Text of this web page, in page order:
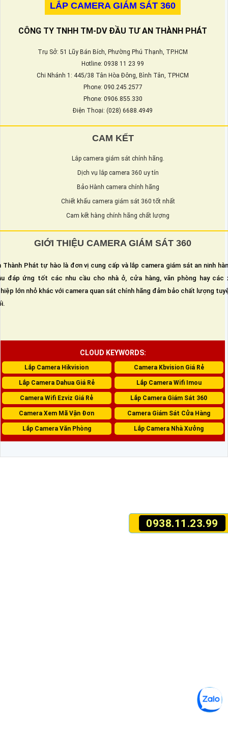
0938.11.23.99
LẮP CAMERA GIÁM SÁT 360
CÔNG TY TNHH TM-DV ĐẦU TƯ AN THÀNH PHÁT
Trụ Sở: 51 Lũy Bán Bích, Phường Phú Thạnh, TP.HCM
Hotline: 0938 11 23 99
Chi Nhánh 1: 445/38 Tân Hòa Đông, Bình Tân, TPHCM
Phone: 090.245.2577
Phone: 0906.855.330
Điện Thoại: (028) 6688.4949
CAM KẾT
Lắp camera giám sát chính hãng.
Dịch vụ lắp camera 360 uy tín
Bảo Hành camera chính hãng
Chiết khấu camera giám sát 360 tốt nhất
Cam kết hàng chính hãng chất lượng
GIỚI THIỆU CAMERA GIÁM SÁT 360
Thành Phát tự hào là đơn vị cung cấp và lắp camera giám sát an ninh
đáp ứng tốt các nhu cầu cho nhà ở, cửa hàng, văn phòng hay các
lớn nhỏ khác với camera quan sát chính hãng đảm bảo chất lượng
CLOUD KEYWORDS:
Lắp Camera Hikvision Camera Kbvision Giá Rẻ
Lắp Camera Dahua Giá Rẻ Lắp Camera Wifi Imou
Camera Wifi Ezviz Giá Rẻ Lắp Camera Giám Sát 360
Camera Xem Mã Vận Đơn Camera Giám Sát Cửa Hàng
Lắp Camera Văn Phòng Lắp Camera Nhà Xưởng